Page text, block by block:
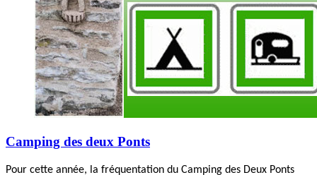
Camping des deux Ponts
Pour cette année, la fréquentation du Camping des Deux Ponts